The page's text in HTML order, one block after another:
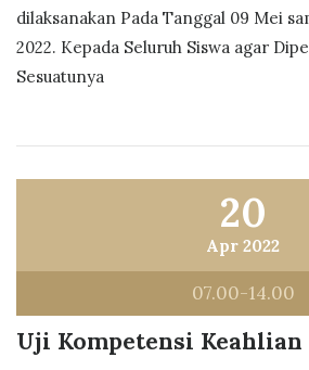
dilaksanakan Pada Tanggal 09 Mei
2022. Kepada Seluruh Siswa agar
Sesuatunya
20
Apr 2022
07.00-14.00
Uji Kompetensi Keahlian